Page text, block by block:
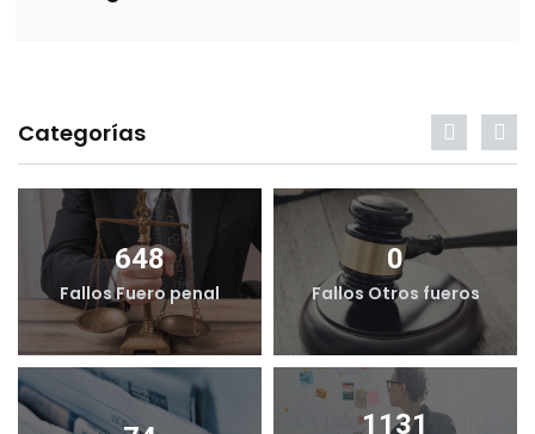
Categorías
648
Fallos Fuero penal
0
Fallos Otros fueros
1131